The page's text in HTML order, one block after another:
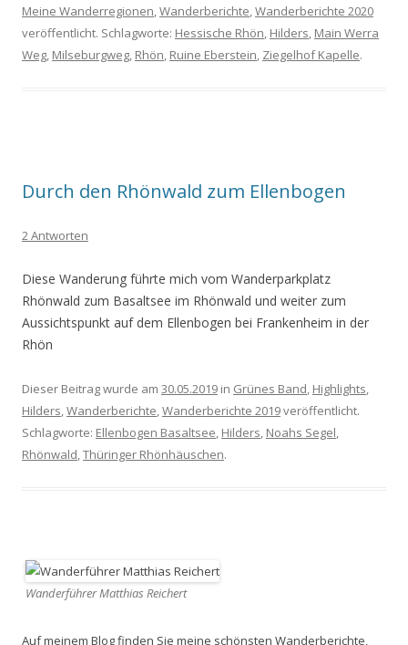
Meine Wanderregionen,Wanderberichte,Wanderberichte 2020
veröffentlicht. Schlagworte: Hessische Rhön, Hilders, Main Werra
Weg, Milseburgweg, Rhön, Ruine Eberstein, Ziegelhof Kapelle.
Durch den Rhönwald zum Ellenbogen
2 Antworten
Diese Wanderung führte mich vom Wanderparkplatz
Rhönwald zum Basaltsee im Rhönwald und weiter zum
Aussichtspunkt auf dem Ellenbogen bei Frankenheim in der
Rhön
Dieser Beitrag wurde am 30.05.2019 in Grünes Band, Highlights,
Hilders,Wanderberichte,Wanderberichte 2019veröffentlicht.
Schlagworte: Ellenbogen Basaltsee, Hilders, Noahs Segel,
Rhönwald,Thüringer Rhönhäuschen.
Wanderführer Matthias Reichert
Auf meinem Blog finden Sie meine schönsten Wanderberichte,